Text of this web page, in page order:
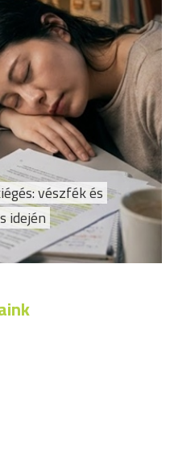
vészfék és
idején